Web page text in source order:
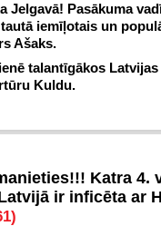
Jelgavā! Pasākuma
iemīļotais un
Ašaks.
talantīgākos Latvijas
Kuldu.
Katra 4.
ir inficēta ar